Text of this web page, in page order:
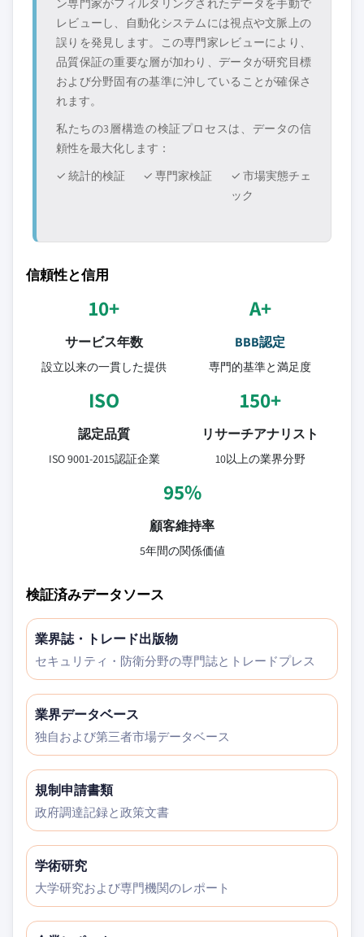
ン専門家がフィルタリングされたデータを手動で
レビューし、自動化システムには視点や文脈上の
誤りを発見します。この専門家レビューにより、
品質保証の重要な層が加わり、データが研究目標
および分野固有の基準に沖していることが確保さ
れます。
私たちの3層構造の検証プロセスは、データの信
頼性を最大化します：
✓ 統計的検証
✓ 専門家検証
✓ 市場実態チェ
ック
信頼性と信用
10+
サービス年数
設立以来の一貫した提供
A+
BBB認定
専門的基準と満足度
ISO
認定品質
ISO 9001-2015認証企業
150+
リサーチアナリスト
10以上の業界分野
95%
顧客維持率
5年間の関係価値
検証済みデータソース
業界誌・トレード出版物
セキュリティ・防衛分野の専門誌とトレードプレス
業界データベース
独自および第三者市場データベース
規制申請書類
政府調達記録と政策文書
学術研究
大学研究および専門機関のレポート